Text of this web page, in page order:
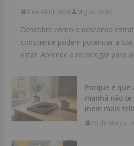
1 de Abril, 2026 Miguel Pinto
Descobre como o descanso
consciente podem potenciar a
estar. Aprende a recarregar para
Porque é que
manhã não
(nem mais
28 de Março,